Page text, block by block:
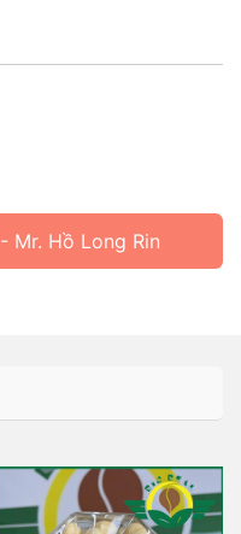
- Mr. Hồ Long Rin